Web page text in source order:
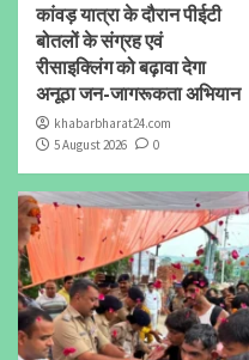
कांवड़ यात्रा के दौरान पीईटी
बोतलों के संग्रह एवं
रीसाइक्लिंग को बढ़ावा देगा
अनूठा जन-जागरूकता अभियान
khabarbharat24.com
5 August 2026
0